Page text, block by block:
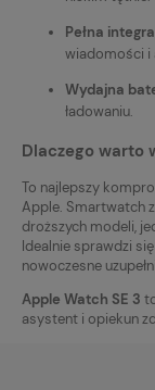
Pełna
wiadomości i
Wydajna
ładowaniu.
Dlaczego warto
To najlepszy
Apple. Smartwatch
droższych modeli,
Idealnie sprawdzi
nowoczesne
Apple Watch SE 3
asystent i opiekun